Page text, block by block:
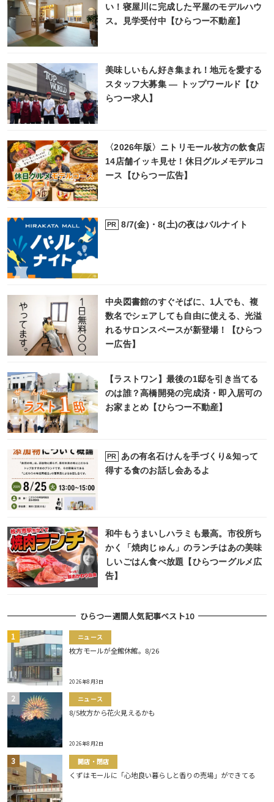
い！寝屋川に完成した平屋のモデルハウ
ス。見学受付中【ひらつー不動産】
美味しいもん好き集まれ！地元を愛する
スタッフ大募集 ― トップワールド【ひ
らつー求人】
〈2026年版〉ニトリモール枚方の飲食店
14店舗イッキ見せ！休日グルメモデルコ
ース【ひらつー広告】
PR 8/7(金)・8(土)の夜はバルナイト
中央図書館のすぐそばに、1人でも、複
数名でシェアしても自由に使える、光溢
れるサロンスペースが新登場！【ひらつ
ー広告】
【ラストワン】最後の1邸を引き当てる
のは誰？高橋開発の完成済・即入居可の
お家まとめ【ひらつー不動産】
PR
あの有名石けんを手づくり&知って
得する食のお話し会あるよ
和牛もうまいしハラミも最高。市役所ち
かく「焼肉じゅん」のランチはあの美味
しいごはん食べ放題【ひらつーグルメ広
告】
ひらつー週間人気記事ベスト10
ニュース
枚方モールが全館休館。8/26
2026年8月3日
ニュース
8/5枚方から花火見えるかも
2026年8月2日
開店・閉店
くずはモールに「心地良い暮らしと香りの売場」ができてる